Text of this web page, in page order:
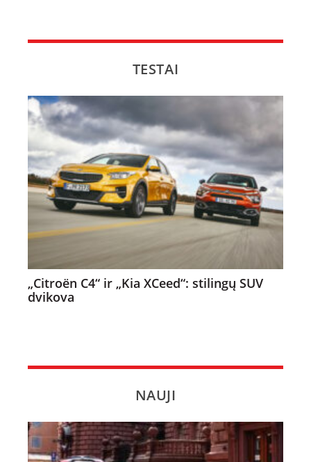
TESTAI
„Citroën C4“ ir „Kia XCeed“: stilingų SUV
dvikova
NAUJI